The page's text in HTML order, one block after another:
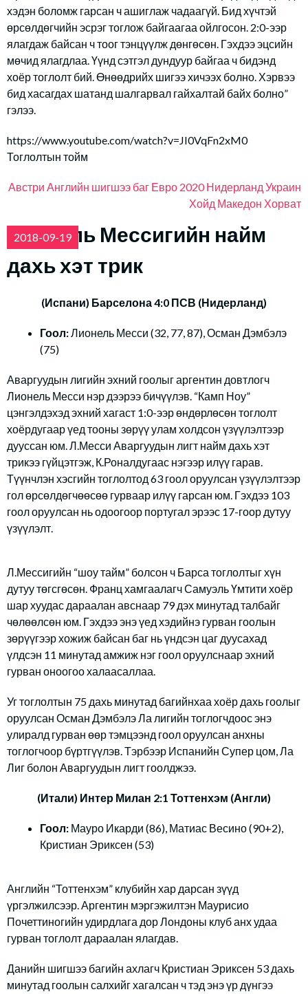
хэдэн боломж гарсан ч ашиглаж чадаагүй. Бид хүчтэй
өрсөлдөгчийн эсрэг тоглож байгаагаа ойлгосон. 2:0-ээр
ялагдаж байсан ч тоог тэнцүүлж дөнгөсөн. Гэхдээ эцсийн
мөчид ялагдлаа. Үүнд сэтгэл дундуур байгаа ч бидэнд
хоёр тоглолт бий. Өнөөдрийх шигээ хичээх болно. Хэрвээ
бид хасагдах шатанд шалгарвал гайхалтай байх болно”
гэлээ.
https://www.youtube.com/watch?v=JI0VqFn2xM0
Тоглолтын тойм
Австри Английн шигшээ баг Евро 2020 Нидерланд Украин
Хойд Македон Хорват
2018-09-19
Лионель Мессигийн найм
дахь хэт трик
(Испани) Барселона 4:0 ПСВ (Нидерланд)
Гоол:Лионель Месси (32, 77, 87), Осман Дэмбэлэ
(75)
Аваргуудын лигийн эхний гоолыг аргентин довтлогч
Лионель Месси нэр дээрээ бичүүлэв. “Камп Ноу”
цэнгэлдэхэд эхний хагаст 1:0-ээр өндөрлөсөн тоглолт
хоёрдугаар үед тооны зөрүү улам холдсон үзүүлэлтээр
дууссан юм. Л.Месси Аваргуудын лигт найм дахь хэт
трикээ гүйцэтгэж, К.Роналдугаас нэгээр илүү гарав.
Түүнчлэн хэсгийн тоглолтод 63 гоол оруулсан үзүүлэлтээр
гол өрсөлдөгчөөсөө гурваар илүү гарсан юм. Гэхдээ 103
гоол оруулсан нь одоогоор португал эрээс 17-гоор дутуу
үзүүлэлт.
Л.Мессигийн “шоу тайм” болсон ч Барса тоглолтыг хүн
дутуу төгсгөсөн. Франц хамгаалагч Самуэль Үмтити хоёр
шар хуудас дараалан авснаар 79 дэх минутад талбайг
чөлөөлсөн юм. Гэхдээ энэ үед хэдийнэ гурван гоолын
зөрүүгээр хожиж байсан баг нь үндсэн цаг дуусахад
үлдсэн 11 минутад амжиж нэг гоол оруулснаар эхний
гурван оноогоо халаасаллаа.
Уг тоглолтын 75 дахь минутад багийнхаа хоёр дахь гоолыг
оруулсан Осман Дэмбэлэ Ла лигийн тоглогчдоос энэ
улиралд гурван өөр тэмцээнд гоол оруулсан анхны
тоглогчоор бүртгүүлэв. Тэрбээр Испанийн Супер цом, Ла
Лиг болон Аваргуудын лигт гоолджээ.
(Итали) Интер Милан 2:1 Тоттенхэм (Англи)
Гоол: Мауро Икарди (86), Матиас Весино (90+2),
Кристиан Эриксен (53)
Английн “Тоттенхэм” клубийн хар дарсан зүүд
үргэлжилсээр. Аргентин мэргэжилтэн Маурисио
Почеттиногийн удирдлага дор Лондоны клуб анх удаа
гурван тоглолт дараалан ялагдав.
Данийн шигшээ багийн ахлагч Кристиан Эриксен 53 дахь
минутад гоолын салхийг хагалсан ч тэд энэ үр дүнгээ